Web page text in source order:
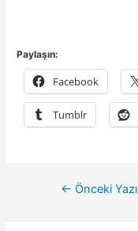
Paylaşın:
Facebook
Tumblr
← Önceki Yazı